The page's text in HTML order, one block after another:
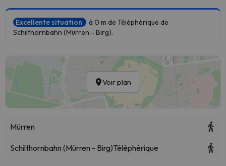
Excellente situation
à 0 m de Téléphérique de
Schilthornbahn (Mürren - Birg).
Voir plan
Mürren
Schilthornbahn (Mürren - Birg)Téléphérique